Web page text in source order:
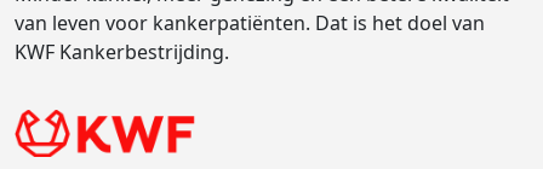
van leven voor kankerpatiënten. Dat is het doel van
KWF Kankerbestrijding.